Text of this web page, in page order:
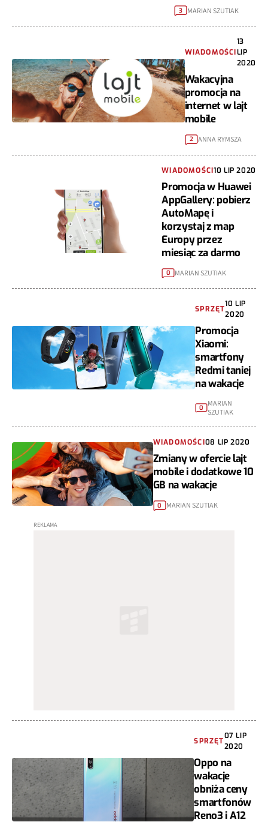
3 MARIAN SZUTIAK
WIADOMOŚCI
13
LIP
2020
Wakacyjna
promocja na
internet w lajt
mobile
2 ANNA RYMSZA
WIADOMOŚCI10 LIP 2020
Promocja w Huawei
AppGallery: pobierz
AutoMapę i
korzystaj z map
Europy przez
miesiąc za darmo
0 MARIAN SZUTIAK
SPRZĘT
10 LIP
2020
Promocja
Xiaomi:
smartfony
Redmi taniej
na wakacje
0
MARIAN
SZUTIAK
WIADOMOŚCI08 LIP 2020
Zmiany w ofercie lajt
mobile i dodatkowe 10
GB na wakacje
0 MARIAN SZUTIAK
SPRZĘT
07 LIP
2020
Oppo na
wakacje
obniża ceny
smartfonów
Reno3 i A12